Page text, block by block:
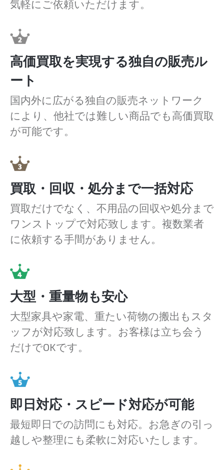
気軽にご依頼いただけます。
高価買取を実現する独自の販売ル
ート
国内外に広がる独自の販売ネットワーク
により、他社では難しい商品でも高価買取
が可能です。
買取・回収・処分まで一括対応
買取だけでなく、不用品の回収や処分まで
ワンストップで対応致します。複数業者
に依頼する手間がありません。
大型・重量物も安心
大型家具や家電、重たい荷物の搬出もスタ
ッフが対応致します。お客様は立ち会う
だけでOKです。
即日対応・スピード対応が可能
最短即日での訪問にも対応。お急ぎの引っ
越しや整理にも柔軟に対応いたします。